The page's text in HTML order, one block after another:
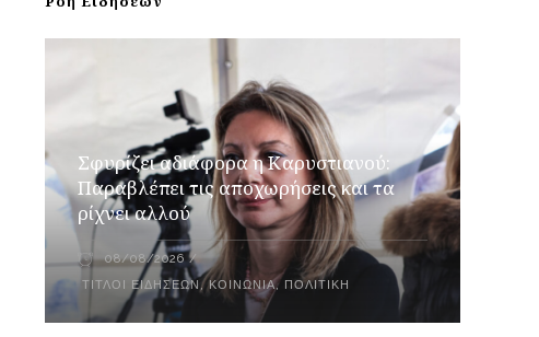
Σφυρίζει αδιάφορα η Καρυστιανού:
Παραβλέπει τις αποχωρήσεις και τα
ρίχνει αλλού
08/08/2026
ΤΊΤΛΟΙ ΕΙΔΉΣΕΩΝ,ΚΟΙΝΩΝΊΑ, ΠΟΛΙΤΙΚΉ